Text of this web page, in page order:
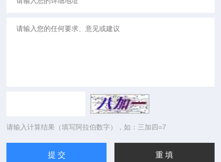
请输入计算结果（填写阿拉伯数字），如：三加四=7